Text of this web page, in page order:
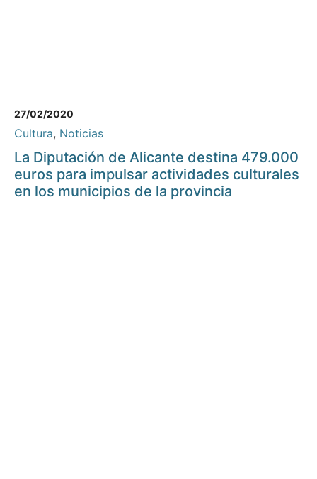
27/02/2020
Cultura, Noticias
La Diputación de Alicante destina 479.000
euros para impulsar actividades culturales
en los municipios de la provincia